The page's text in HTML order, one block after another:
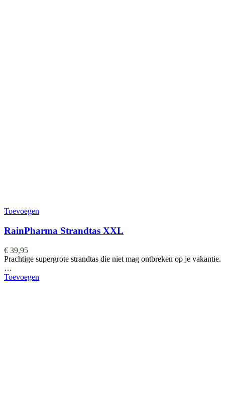
Toevoegen
RainPharma Strandtas XXL
€ 39,95
Prachtige supergrote strandtas die niet mag ontbreken op je vakantie.
…
Toevoegen